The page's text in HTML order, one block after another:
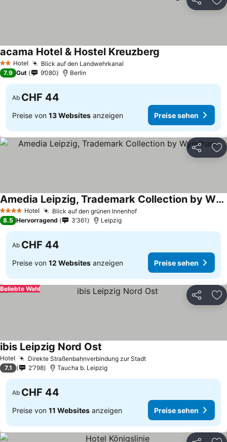
Teilen
2 Sterne
Hotel Blick auf den Landwehrkanal
acama Hotel & Hostel Kreuzberg
7.9 Gut 9’080 Berlin
Ab CHF 44
Preise von 13 Websites anzeigen Preise sehen
Teilen
4 Sterne Hotel Blick auf den grünen Innenhof
Amedia Leipzig, Trademark Collection by Wyndham
8.5 Hervorragend 3’361 Leipzig
Ab CHF 44
Preise von 12 Websites anzeigen Preise sehen
Teilen
Beliebte Wahl
Hotel Direkte Straßenbahnverbindung zur Stadt
ibis Leipzig Nord Ost
7.1 2’798 Taucha b. Leipzig
Ab CHF 44
Preise von 11 Websites anzeigen Preise sehen